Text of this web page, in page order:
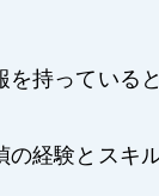
持ってい
経験とスキ